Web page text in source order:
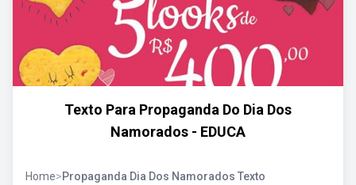
Texto Para Propaganda Do Dia Dos
Namorados - EDUCA
Home>Propaganda Dia Dos Namorados Texto